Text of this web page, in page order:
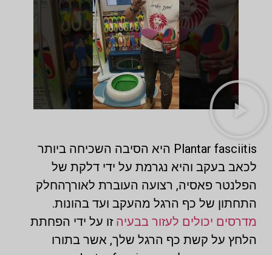
Plantar fasciitis היא הסיבה השכיחה ביותר
לכאב בעקב והיא נגרמת על ידי דלקת של
הפלנטר פאסיה, רצועה העוברת לאורךהחלק
התחתון של כף הרגל מהעקב ועד בהונות.
מדרסים יכולים לעזור בבעיה זו על ידי הפחתת
הלחץ על קשת כף הרגל שלך, אשר בתורו